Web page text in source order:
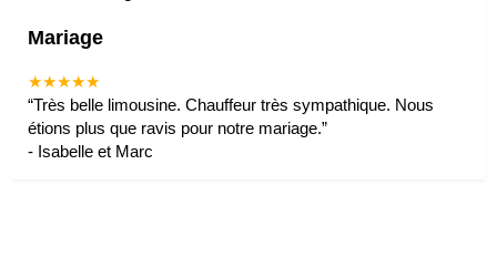
Mariage
★★★★★
“Très belle limousine. Chauffeur très sympathique. Nous
étions plus que ravis pour notre mariage.”
- Isabelle et Marc